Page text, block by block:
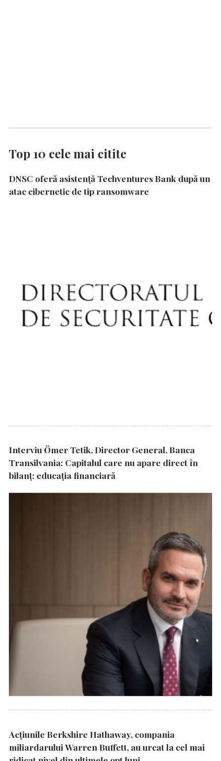
Top 10 cele mai citite
DNSC oferă asistență Techventures Bank după un
atac cibernetic de tip ransomware
Interviu Ömer Tetik, Director General, Banca
Transilvania: Capitalul care nu apare direct în
bilanț: educația financiară
Acțiunile Berkshire Hathaway, compania
miliardarului Warren Buffett, au urcat la cel mai